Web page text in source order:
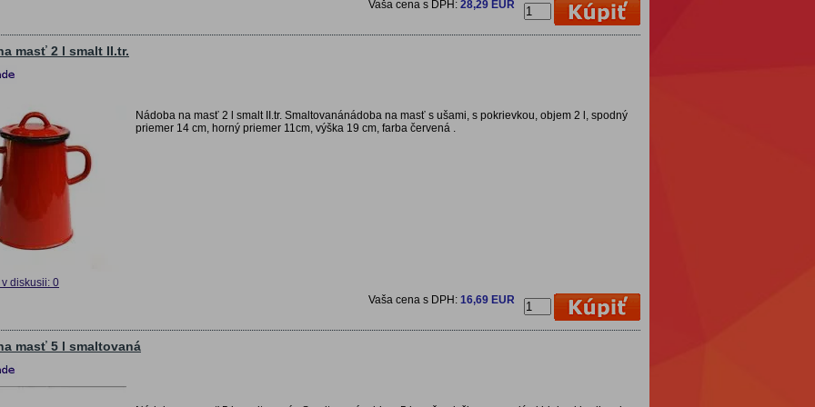
Vaša cena s DPH: 28,29 EUR
masť 2 l smalt II.tr.
Nádoba na masť 2 l smalt II.tr. Smaltovanánádoba na masť s ušami, s pokrievkou, objem 2 l, spodný
priemer 14 cm, horný priemer 11cm, výška 19 cm, farba červená .
diskusii: 0
Vaša cena s DPH: 16,69 EUR
masť 5 l smaltovaná